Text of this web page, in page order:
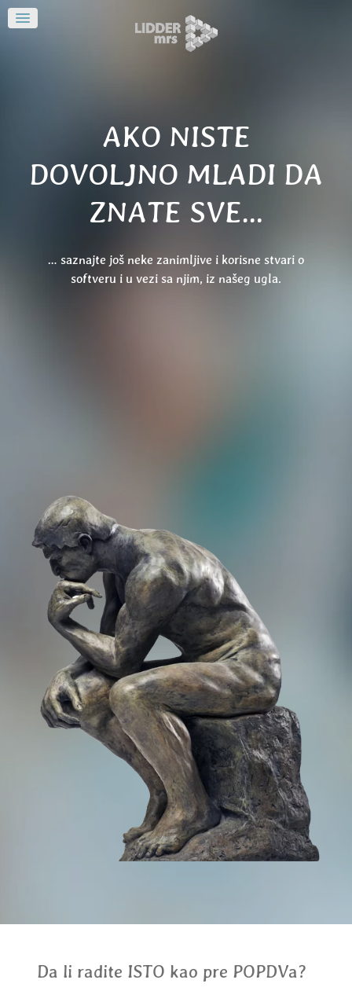
AKO NISTE
DOVOLJNO MLADI DA
ZNATE SVE…
… saznajte još neke zanimljive i korisne stvari o
softveru i u vezi sa njim, iz našeg ugla.
Da li radite ISTO kao pre POPDVa?